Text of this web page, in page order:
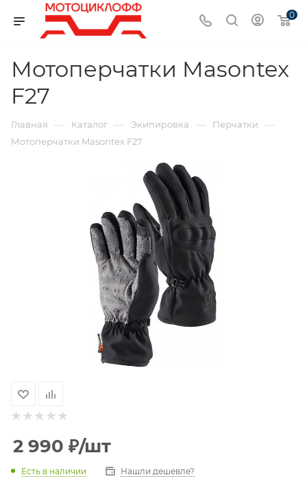
0
Мотоперчатки Masontex
F27
Главная — Каталог — Экипировка — Перчатки —
Мотоперчатки Masontex F27
2 990 ₽/шт
Есть в наличии Нашли дешевле?